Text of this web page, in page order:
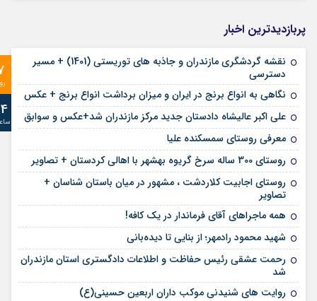
پربازدیدترین اخبار
نقشه گردشگری مازندران و جاذبه های توریستی (1401) + مسیر
دسترسی
نگاهی به انواع برنج در ایران و میزان برداشت انواع برنج + عکس
علی‌ اکبر عالیشاه دادستان جدید مرکز مازندران شد+عکس و سوابق
معرفی روستای سمسکنده علیا
روستای 300 ساله سرخ ‌گریوه بهشهر با اهالی کردستان + تصاویر
روستای اجابیت کلاردشت ، مشهور در میان باستان شناسان +
تصاویر
همه ماجراهای آقای فرماندار در یک کافه!
شهید محمود رادمهر؛ از بنایی تا دیده‌بانی
رحمت عشقی رئیس حفاظت و اطلاعات دادگستری استان مازندران
شد
روایت های شنیدنی موکب داران اربعین حسینی(ع)